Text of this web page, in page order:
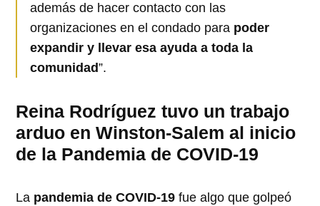
además de hacer contacto con las
organizaciones en el condado para poder
expandir y llevar esa ayuda a toda la
comunidad”.
Reina Rodríguez tuvo un trabajo
arduo en Winston-Salem al inicio
de la Pandemia de COVID-19
La pandemia de COVID-19 fue algo que golpeó